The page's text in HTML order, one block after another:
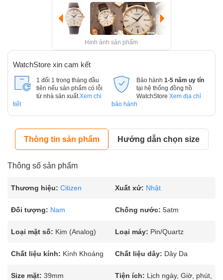
Hình ảnh sản phẩm
WatchStore xin cam kết
1 đổi 1 trong tháng đầu
tiên nếu sản phẩm có lỗi
từ nhà sản xuất. Xem chi
tiết
Bảo hành 1-5 năm uy tín
tại hệ thống đồng hồ
WatchStore Xem địa chỉ
bảo hành
Thông tin sản phẩm Hướng dẫn chọn size
Thông số sản phẩm
Thương hiệu: Citizen Xuất xứ: Nhật
Đối tượng: Nam Chống nước: 5atm
Loại mặt số: Kim (Analog) Loại máy: Pin/Quartz
Chất liệu kính: Kính Khoáng Chất liệu dây: Dây Da
Size mặt: 39mm Tiện ích: Lịch ngày, Giờ, phút,